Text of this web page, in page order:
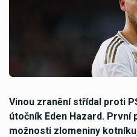
Vinou zranění střídal proti
útočník Eden Hazard. První
možnosti zlomeniny